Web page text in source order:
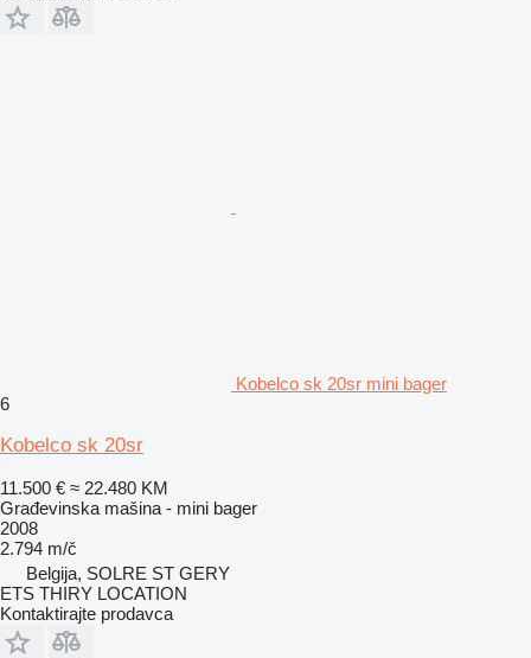
Kobelco sk 20sr mini bager
6
Kobelco sk 20sr
11.500 € ≈ 22.480 KM
Građevinska mašina - mini bager
2008
2.794 m/č
Belgija, SOLRE ST GERY
ETS THIRY LOCATION
Kontaktirajte prodavca